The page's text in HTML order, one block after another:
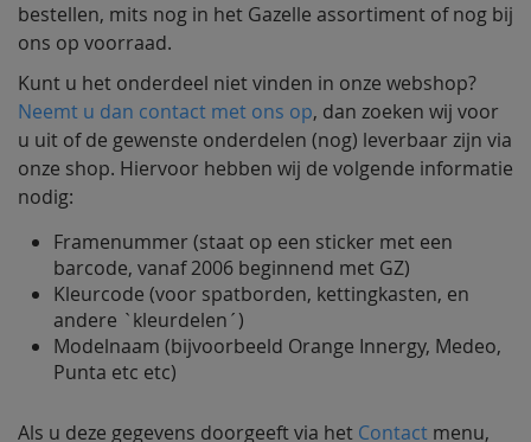
bestellen, mits nog in het Gazelle assortiment of nog bij
ons op voorraad.
Kunt u het onderdeel niet vinden in onze webshop?
Neemt u dan contact met ons op, dan zoeken wij voor
u uit of de gewenste onderdelen (nog) leverbaar zijn via
onze shop. Hiervoor hebben wij de volgende informatie
nodig:
Framenummer (staat op een sticker met een
barcode, vanaf 2006 beginnend met GZ)
Kleurcode (voor spatborden, kettingkasten, en
andere `kleurdelen´)
Modelnaam (bijvoorbeeld Orange Innergy, Medeo,
Punta etc etc)
Als u deze gegevens doorgeeft via het Contact menu,